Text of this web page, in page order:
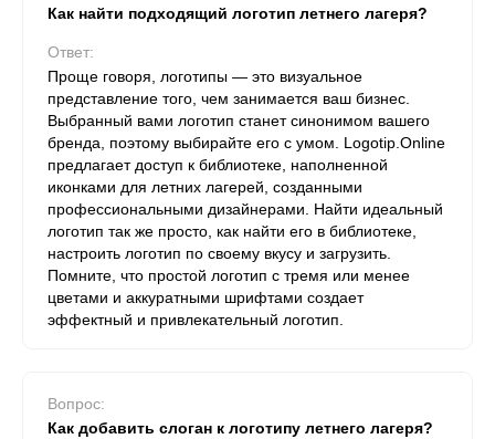
Как найти подходящий логотип летнего лагеря?
Ответ:
Проще говоря, логотипы — это визуальное
представление того, чем занимается ваш бизнес.
Выбранный вами логотип станет синонимом вашего
бренда, поэтому выбирайте его с умом. Logotip.Online
предлагает доступ к библиотеке, наполненной
иконками для летних лагерей, созданными
профессиональными дизайнерами. Найти идеальный
логотип так же просто, как найти его в библиотеке,
настроить логотип по своему вкусу и загрузить.
Помните, что простой логотип с тремя или менее
цветами и аккуратными шрифтами создает
эффектный и привлекательный логотип.
Вопрос:
Как добавить слоган к логотипу летнего лагеря?